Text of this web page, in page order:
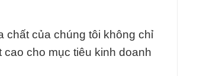
chất của chúng tôi không chỉ
cho mục tiêu kinh doanh